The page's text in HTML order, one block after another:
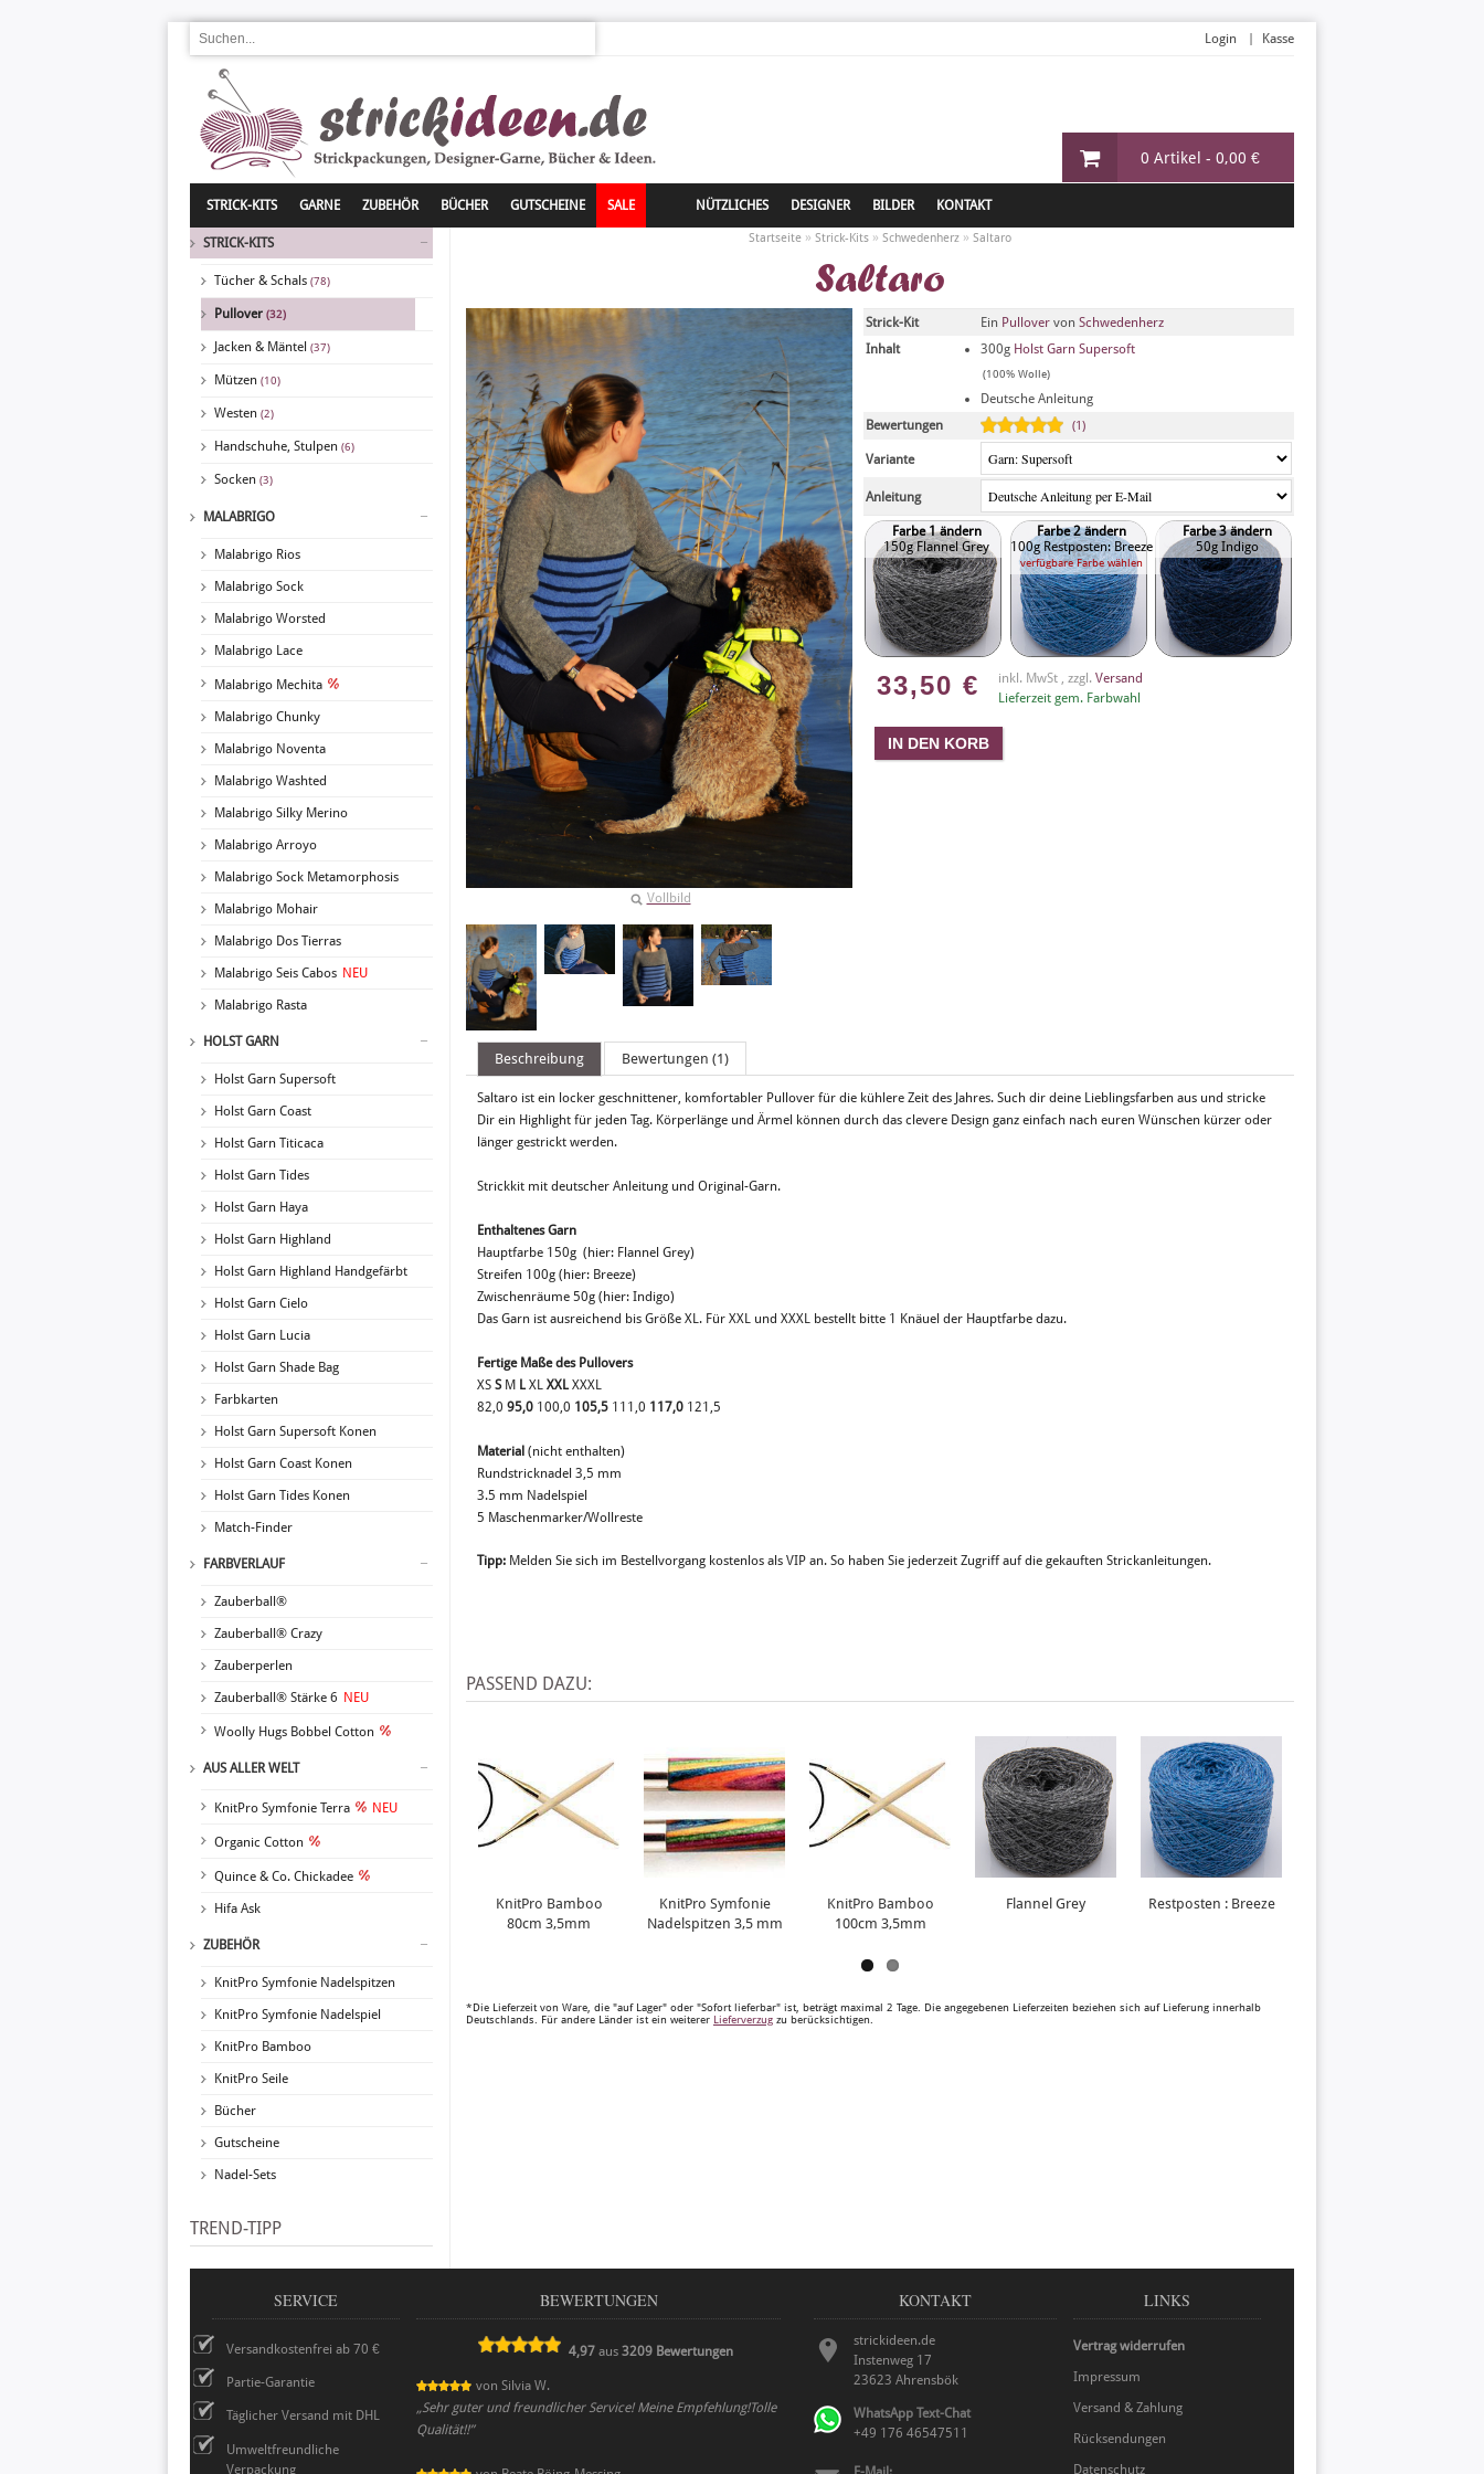
0 Artikel - 0,00 €
Login Kasse
STRICK-KITS GARNE ZUBEHÖR BÜCHER GUTSCHEINE SALE NÜTZLICHES DESIGNER BILDER KONTAKT
STRICK-KITS
Tücher & Schals (78)
Pullover (32)
Jacken & Mäntel (37)
Mützen (10)
Westen (2)
Handschuhe, Stulpen (6)
Socken (3)
MALABRIGO
Malabrigo Rios
Malabrigo Sock
Malabrigo Worsted
Malabrigo Lace
Malabrigo Mechita
Malabrigo Chunky
Malabrigo Noventa
Malabrigo Washted
Malabrigo Silky Merino
Malabrigo Arroyo
Malabrigo Sock Metamorphosis
Malabrigo Mohair
Malabrigo Dos Tierras
Malabrigo Seis Cabos NEU
Malabrigo Rasta
HOLST GARN
Holst Garn Supersoft
Holst Garn Coast
Holst Garn Titicaca
Holst Garn Tides
Holst Garn Haya
Holst Garn Highland
Holst Garn Highland Handgefärbt
Holst Garn Cielo
Holst Garn Lucia
Holst Garn Shade Bag
Farbkarten
Holst Garn Supersoft Konen
Holst Garn Coast Konen
Holst Garn Tides Konen
Match-Finder
FARBVERLAUF
Zauberball®
Zauberball® Crazy
Zauberperlen
Zauberball® Stärke 6 NEU
Woolly Hugs Bobbel Cotton
AUS ALLER WELT
KnitPro Symfonie Terra NEU
Organic Cotton
Quince & Co. Chickadee
Hifa Ask
ZUBEHÖR
KnitPro Symfonie Nadelspitzen
KnitPro Symfonie Nadelspiel
KnitPro Bamboo
KnitPro Seile
Bücher
Gutscheine
Nadel-Sets
TREND-TIPP
Startseite » Strick-Kits » Schwedenherz » Saltaro
Saltaro
Vollbild
Strick-Kit Ein Pullover von Schwedenherz
Inhalt
300g Holst Garn Supersoft
(100% Wolle)
Deutsche Anleitung
Bewertungen
(1)
Variante
Anleitung
Farbe 1 ändern
150g Flannel Grey
Farbe 2 ändern
100g Restposten: Breeze
verfügbare Farbe wählen
Farbe 3 ändern
50g Indigo
33,50 € inkl. MwSt , zzgl. Versand
Lieferzeit gem. Farbwahl
Beschreibung Bewertungen (1)
Saltaro ist ein locker geschnittener, komfortabler Pullover für die kühlere Zeit des Jahres. Such dir deine Lieblingsfarben aus und stricke
Dir ein Highlight für jeden Tag. Körperlänge und Ärmel können durch das clevere Design ganz einfach nach euren Wünschen kürzer oder
länger gestrickt werden.
Strickkit mit deutscher Anleitung und Original-Garn.
Enthaltenes Garn
Hauptfarbe 150g (hier: Flannel Grey)
Streifen 100g (hier: Breeze)
Zwischenräume 50g (hier: Indigo)
Das Garn ist ausreichend bis Größe XL. Für XXL und XXXL bestellt bitte 1 Knäuel der Hauptfarbe dazu.
Fertige Maße des Pullovers
XS SM L XL XXL XXXL
82,0 95,0 100,0 105,5 111,0 117,0 121,5
Material (nicht enthalten)
Rundstricknadel 3,5 mm
3.5 mm Nadelspiel
5 Maschenmarker/Wollreste
Tipp: Melden Sie sich im Bestellvorgang kostenlos als VIP an. So haben Sie jederzeit Zugriff auf die gekauften Strickanleitungen.
PASSEND DAZU:
KnitPro Bamboo
80cm 3,5mm
KnitPro Symfonie
Nadelspitzen 3,5 mm
KnitPro Bamboo
100cm 3,5mm
Flannel Grey Restposten : Breeze
*Die Lieferzeit von Ware, die "auf Lager" oder "Sofort lieferbar" ist, beträgt maximal 2 Tage. Die angegebenen Lieferzeiten beziehen sich auf Lieferung innerhalb
Deutschlands. Für andere Länder ist ein weiterer Lieferverzug zu berücksichtigen.
SERVICE
Versandkostenfrei ab 70 €
Partie-Garantie
Täglicher Versand mit DHL
Umweltfreundliche
Verpackung
BEWERTUNGEN
4,97 aus3209 Bewertungen
von Silvia W.
„Sehr guter und freundlicher Service! Meine Empfehlung!Tolle
Qualität!!”
KONTAKT
strickideen.de
Instenweg 17
23623 Ahrensbök
WhatsApp Text-Chat
+49 176 46547511
LINKS
Vertrag widerrufen
Impressum
Versand & Zahlung
Rücksendungen
Datenschutz